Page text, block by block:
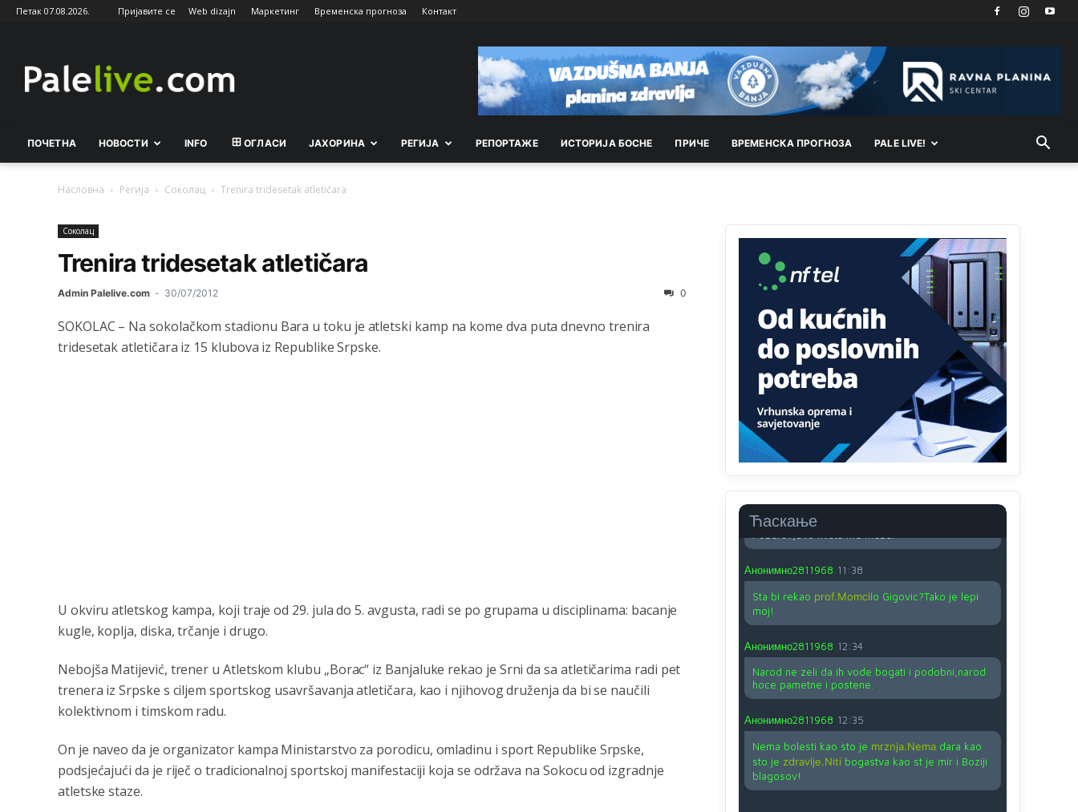
Петак 07.08.2026. Пријавите се Web dizajn Маркетинг Временска прогноза Контакт
ПОЧЕТНА НОВОСТИ INFO ОГЛАСИ ЈАХОРИНА РEГИЈА РEПОРТАЖE ИСТОРИЈА БОСНЕ ПРИЧЕ ВРEМEНСКА ПРОГНОЗА PALE LIVE!
Насловна Регија Соколац Trenira tridesetak atletičara
Соколац
Trenira tridesetak atletičara
Admin Palelive.com - 30/07/2012 0
SOKOLAC – Na sokolačkom stadionu Bara u toku je atletski kamp na kome dva puta dnevno trenira
tridesetak atletičara iz 15 klubova iz Republike Srpske.
U okviru atletskog kampa, koji traje od 29. jula do 5. avgusta, radi se po grupama u disciplinama: bacanje
kugle, koplja, diska, trčanje i drugo.
Nebojša Matijević, trener u Atletskom klubu „Borac“ iz Banjaluke rekao je Srni da sa atletičarima radi pet
trenera iz Srpske s ciljem sportskog usavršavanja atletičara, kao i njihovog druženja da bi se naučili
kolektivnom i timskom radu.
On je naveo da je organizator kampa Ministarstvo za porodicu, omladinu i sport Republike Srpske,
podsjećajući da je riječ o tradicionalnoj sportskoj manifestaciji koja se održava na Sokocu od izgradnje
atletske staze.
Ћаскање
Анонимно2806721 јуче 2:27
Kuniocu ide q u guz...
Анонимно2808843
reconquista
vjeka,neko rece za Radovana i Ratka kaki su oni
srbi...i poce dalje da besjedi znam ja dobro sta je
bilo u Ag-ci...
Анонимно2810587
Proguglajte
Анонимно2810587 11:21
O kako su cudni lvi ljudi,uzeli bi sve da mogu...a
ja srce svima fajem,radujem se tudjoj sreci.I ko
ima i ko nema na iso ce mjesto leci!
Анонимно2810587
Nije u svijetu problem,nahraniti siromasnd,kako
nahraniti bogate!?
Анонимно2810587
Анонимно2811968 11:38
Sta bi rekao prof.Momcilo Gigovic?Tako je lepi
moj!
Анонимно2811968 12:34
Narod ne zeli da ih vode bogati i podobni,narod
hoce pametne i postene.
Анонимно2811968 12:35
Nema bolesti kao sto je mrznja.Nemadara kao
sto je zdravlje.Niti bogastva kao st je mir i Boziji
blagosov!